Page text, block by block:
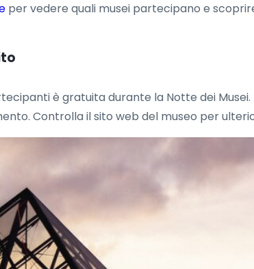
per vedere quali musei partecipano e
è gratuita durante la Notte dei
Controlla il sito web del museo per